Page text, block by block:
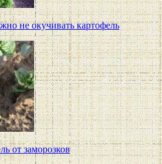
не окучивать картофель
от заморозков